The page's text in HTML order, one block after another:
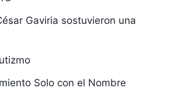
Gaviria sostuvieron una
Solo con el Nombre